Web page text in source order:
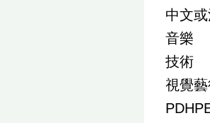
中文
音樂
技術
視覺